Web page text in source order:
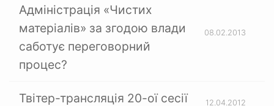
Адміністрація «Чистих
матеріалів» за згодою влади
саботує переговорний
процес?
08.02.2013
Твітер-трансляція 20-ої сесії 12.04.2012